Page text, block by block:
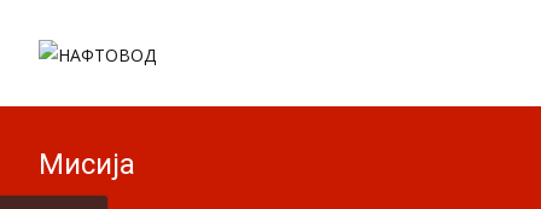
Мисија